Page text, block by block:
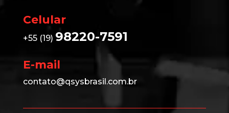
Celular
+55 (19) 98220-7591
E-mail
contato@qsysbrasil.com.br